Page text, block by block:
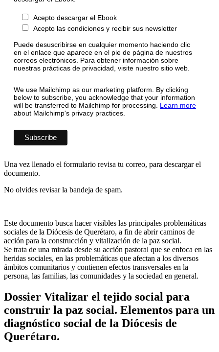
Acepto descargar el Ebook
Acepto las condiciones y recibir sus newsletter
Puede desuscribirse en cualquier momento haciendo clic
en el enlace que aparece en el pie de página de nuestros
correos electrónicos. Para obtener información sobre
nuestras prácticas de privacidad, visite nuestro sitio web.
We use Mailchimp as our marketing platform. By clicking
below to subscribe, you acknowledge that your information
will be transferred to Mailchimp for processing. Learn more
about Mailchimp's privacy practices.
Una vez llenado el formulario revisa tu correo, para descargar el
documento.
No olvides revisar la bandeja de spam.
Este documento busca hacer visibles las principales problemáticas
sociales de la Diócesis de Querétaro, a fin de abrir caminos de
acción para la construcción y vitalización de la paz social.
Se trata de una mirada desde su acción pastoral que se enfoca en las
heridas sociales, en las problemáticas que afectan a los diversos
ámbitos comunitarios y contienen efectos transversales en la
persona, las familias, las comunidades y la sociedad en general.
Dossier Vitalizar el tejido social para
construir la paz social. Elementos para un
diagnóstico social de la Diócesis de
Querétaro.